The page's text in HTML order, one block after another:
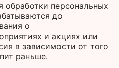
персональных
до
о
и акциях или
в зависимости от того
раньше.